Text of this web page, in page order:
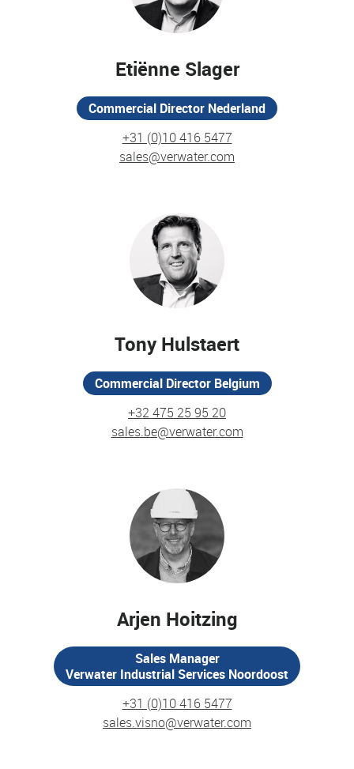
Etiënne Slager
Commercial Director Nederland
+31 (0)10 416 5477
sales@verwater.com
Tony Hulstaert
Commercial Director Belgium
+32 475 25 95 20
sales.be@verwater.com
Arjen Hoitzing
Sales Manager
Verwater Industrial Services Noordoost
+31 (0)10 416 5477
sales.visno@verwater.com